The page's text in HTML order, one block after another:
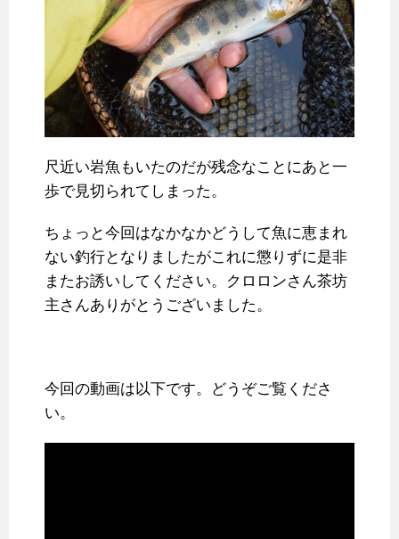
尺近い岩魚もいたのだが残念なことにあと一
歩で見切られてしまった。
ちょっと今回はなかなかどうして魚に恵まれ
ない釣行となりましたがこれに懲りずに是非
またお誘いしてください。クロロンさん茶坊
主さんありがとうございました。
今回の動画は以下です。どうぞご覧くださ
い。